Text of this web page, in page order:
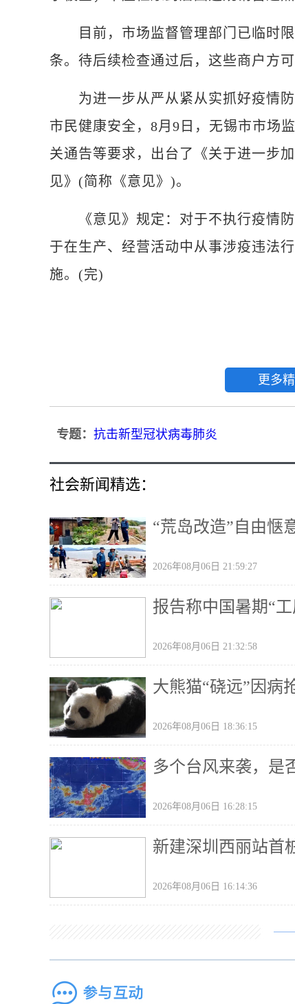
目前，市场监督管理部门已临时限
条。待后续检查通过后，这些商户方可
为进一步从严从紧从实抓好疫情防
市民健康安全，8月9日，无锡市市场
关通告等要求，出台了《关于进一步
见》(简称《意见》)。
《意见》规定：对于不执行疫情防
于在生产、经营活动中从事涉疫违法
施。(完)
更多
专题： 抗击新型冠状病毒肺炎
社会新闻精选：
“荒岛改造”自由惬
2026年08月06日 21:59:27
报告称中国暑期“
2026年08月06日 21:32:58
大熊猫“硗远”因病
2026年08月06日 18:36:15
多个台风来袭，是
2026年08月06日 16:28:15
新建深圳西丽站首
2026年08月06日 16:14:36